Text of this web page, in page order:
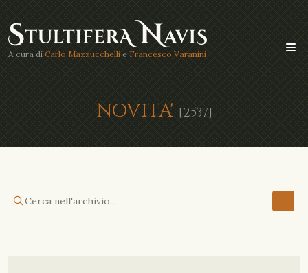
A cura di Carlo Mazzucchelli e Francesco Varanini
NOVITA' [2537]